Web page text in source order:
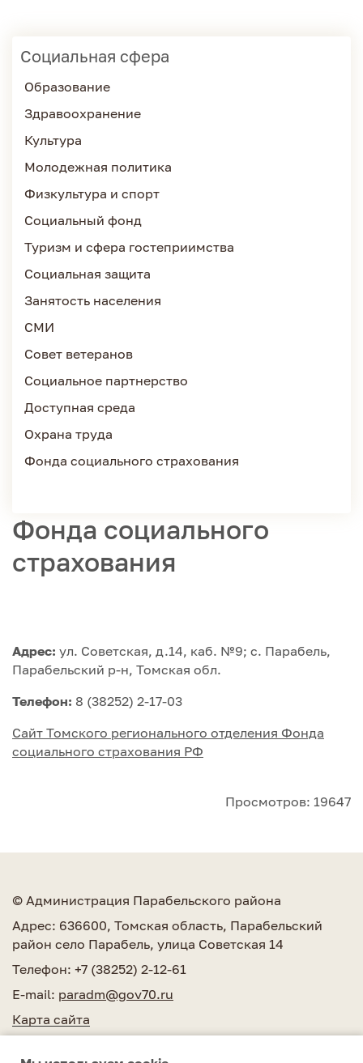
Социальная сфера
Образование
Здравоохранение
Культура
Молодежная политика
Физкультура и спорт
Социальный фонд
Туризм и сфера гостеприимства
Социальная защита
Занятость населения
СМИ
Совет ветеранов
Социальное партнерство
Доступная среда
Охрана труда
Фонда социального страхования
Фонда социального
страхования
Адрес: ул. Советская, д.14, каб. №9; с. Парабель,
Парабельский р-н, Томская обл.
Телефон: 8 (38252) 2-17-03
Cайт Томского регионального отделения Фонда
социального страхования РФ
Просмотров: 19647
© Администрация Парабельского района
Адрес: 636600, Томская область, Парабельский
район село Парабель, улица Советская 14
Телефон: +7 (38252) 2-12-61
E-mail: paradm@gov70.ru
Карта сайта